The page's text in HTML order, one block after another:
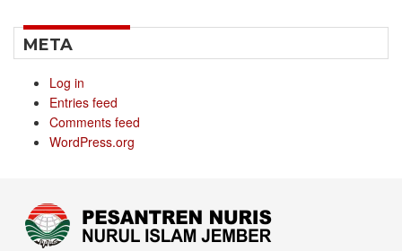
META
Log in
Entries feed
Comments feed
WordPress.org